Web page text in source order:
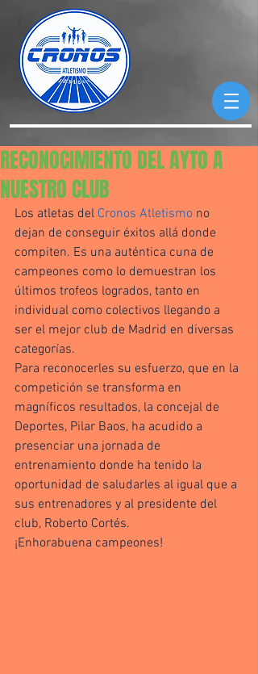
RECONOCIMIENTO DEL AYTO A
NUESTRO CLUB
Los atletas del Cronos Atletismo no
dejan de conseguir éxitos allá donde
compiten. Es una auténtica cuna de
campeones como lo demuestran los
últimos trofeos logrados, tanto en
individual como colectivos llegando a
ser el mejor club de Madrid en diversas
categorías.
Para reconocerles su esfuerzo, que en la
competición se transforma en
magníficos resultados, la concejal de
Deportes, Pilar Baos, ha acudido a
presenciar una jornada de
entrenamiento donde ha tenido la
oportunidad de saludarles al igual que a
sus entrenadores y al presidente del
club, Roberto Cortés.
¡Enhorabuena campeones!